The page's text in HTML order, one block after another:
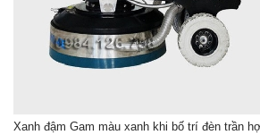
Xanh đậm Gam màu xanh khi bố trí đèn trần